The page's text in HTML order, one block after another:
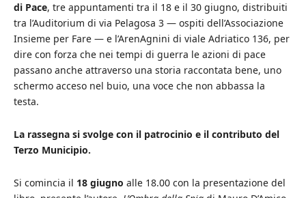
di Pace, tre appuntamenti tra il 18 e il 30 giugno, distribuiti
tra l’Auditorium di via Pelagosa 3 — ospiti dell’Associazione
Insieme per Fare — e l’ArenAgnini di viale Adriatico 136, per
dire con forza che nei tempi di guerra le azioni di pace
passano anche attraverso una storia raccontata bene, uno
schermo acceso nel buio, una voce che non abbassa la
testa.
La rassegna si svolge con il patrocinio e il contributo del
Terzo Municipio.
Si comincia il 18 giugno alle 18.00 con la presentazione del